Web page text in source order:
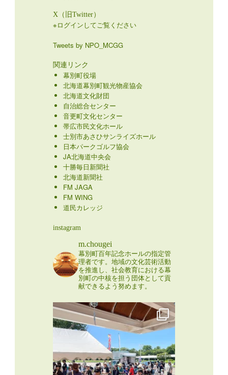
X（旧Twitter）
※ログインしてご覧ください
Tweets by NPO_MCGG
関連リンク
幕別町役場
北海道幕別町観光物産協会
北海道文化財団
自治総合センター
音更町文化センター
帯広市民文化ホール
士別市あさひサンライズホール
日本パークゴルフ協会
JA北海道中央会
十勝毎日新聞社
北海道新聞社
FM JAGA
FM WING
道民カレッジ
instagram
m.chougei
幕別町百年記念ホールの指定管
理者です。地域の文化芸術活動
を推進し、社会教育における幕
別町の中核を担う団体として貢
献できるよう努めます。